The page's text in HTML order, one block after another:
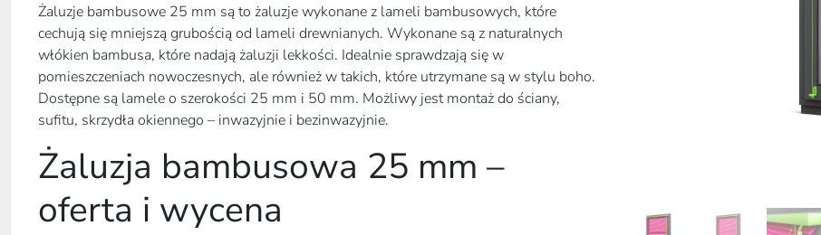
Żaluzje bambusowe 25 mm są to żaluzje wykonane z lameli bambusowych, które
cechują się mniejszą grubością od lameli drewnianych. Wykonane są z naturalnych
włókien bambusa, które nadają żaluzji lekkości. Idealnie sprawdzają się w
pomieszczeniach nowoczesnych, ale również w takich, które utrzymane są w stylu boho.
Dostępne są lamele o szerokości 25 mm i 50 mm. Możliwy jest montaż do ściany,
sufitu, skrzydła okiennego – inwazyjnie i bezinwazyjnie.
Żaluzja bambusowa 25 mm –
oferta i wycena